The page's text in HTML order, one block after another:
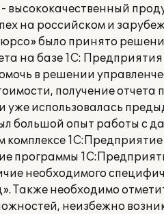
на российском и
было принято
на базе 1С:
в решении
получение отчета
уже использовалась
большой опыт работы с
программы
необходимого
необходимо
неизбежно